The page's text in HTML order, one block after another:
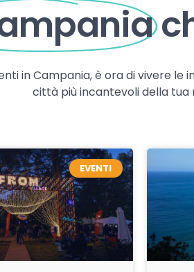
in Campania, è ora di vivere
città più incantevoli della tua
EVENTI